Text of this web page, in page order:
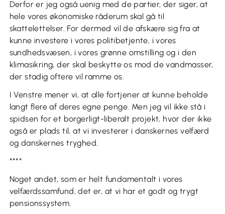
Derfor er jeg også uenig med de partier, der siger, at
hele vores økonomiske råderum skal gå til
skattelettelser. For dermed vil de afskære sig fra at
kunne investere i vores politibetjente, i vores
sundhedsvæsen, i vores grønne omstilling og i den
klimasikring, der skal beskytte os mod de vandmasser,
der stadig oftere vil ramme os.
I Venstre mener vi, at alle fortjener at kunne beholde
langt flere af deres egne penge. Men jeg vil ikke stå i
spidsen for et borgerligt-liberalt projekt, hvor der ikke
også er plads til, at vi investerer i danskernes velfærd
og danskernes tryghed.
****
Noget andet, som er helt fundamentalt i vores
velfærdssamfund, det er, at vi har et godt og trygt
pensionssystem.